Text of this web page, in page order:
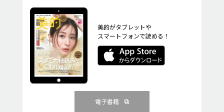
美的がタブレットや
スマートフォンで読める！
電子書籍